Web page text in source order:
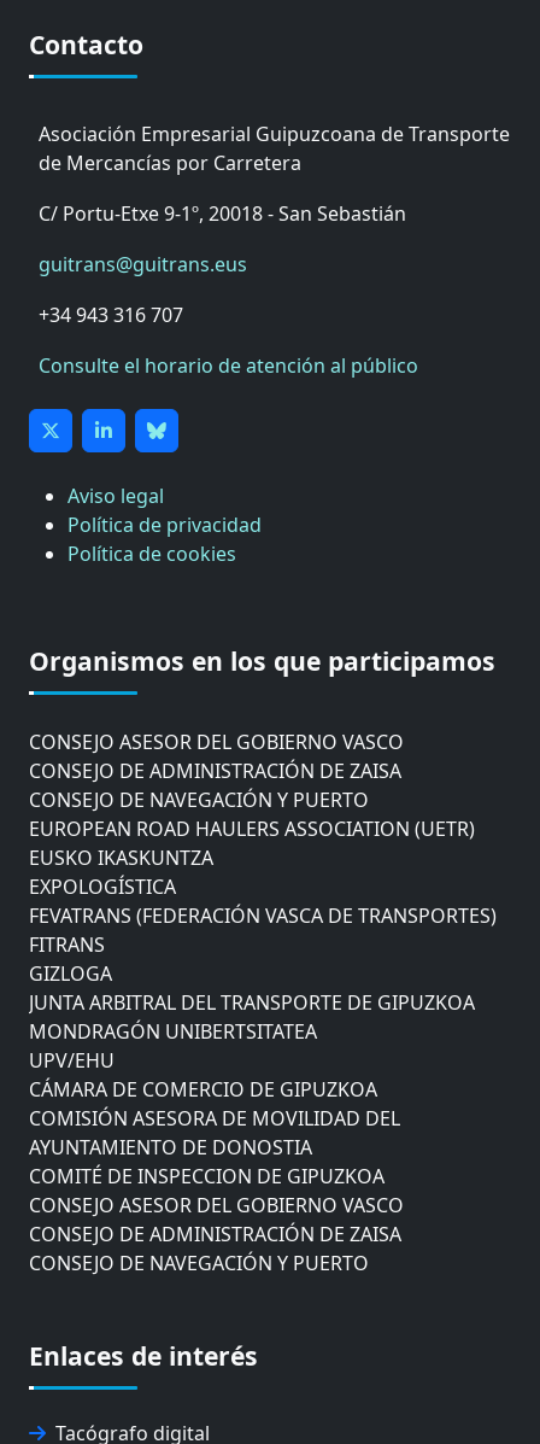
Contacto
Asociación Empresarial Guipuzcoana de Transporte
de Mercancías por Carretera
C/ Portu-Etxe 9-1º, 20018 - San Sebastián
guitrans@guitrans.eus
+34 943 316 707
Consulte el horario de atención al público
Aviso legal
Política de privacidad
Política de cookies
Organismos en los que participamos
COMISIÓN ASESORA DE MOVILIDAD DEL
AYUNTAMIENTO DE DONOSTIA
CONSEJO ASESOR DEL GOBIERNO VASCO
CONSEJO DE ADMINISTRACIÓN DE ZAISA
CONSEJO DE NAVEGACIÓN Y PUERTO
EUROPEAN ROAD HAULERS ASSOCIATION (UETR)
EUSKO IKASKUNTZA
EXPOLOGÍSTICA
FEVATRANS (FEDERACIÓN VASCA DE TRANSPORTES)
FITRANS
GIZLOGA
JUNTA ARBITRAL DEL TRANSPORTE DE GIPUZKOA
MONDRAGÓN UNIBERTSITATEA
UPV/EHU
CÁMARA DE COMERCIO DE GIPUZKOA
COMISIÓN ASESORA DE MOVILIDAD DEL
AYUNTAMIENTO DE DONOSTIA
COMITÉ DE INSPECCION DE GIPUZKOA
CONSEJO ASESOR DEL GOBIERNO VASCO
CONSEJO DE ADMINISTRACIÓN DE ZAISA
CONSEJO DE NAVEGACIÓN Y PUERTO
EXPOLOGÍSTICA
FEVATRANS (FEDERACIÓN VASCA DE TRANSPORTES)
GIZLOGA
Enlaces de interés
Tacógrafo digital